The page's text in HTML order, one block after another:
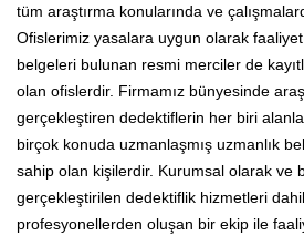
tüm araştırma konularında ve
Ofislerimiz yasalara uygun olarak
belgeleri bulunan resmi merciler de
olan ofislerdir. Firmamız bünyesinde
gerçekleştiren dedektiflerin her biri
birçok konuda uzmanlaşmış uzmanlık
sahip olan kişilerdir. Kurumsal olarak ve
gerçekleştirilen dedektiflik hizmetleri
profesyonellerden oluşan bir ekip ile